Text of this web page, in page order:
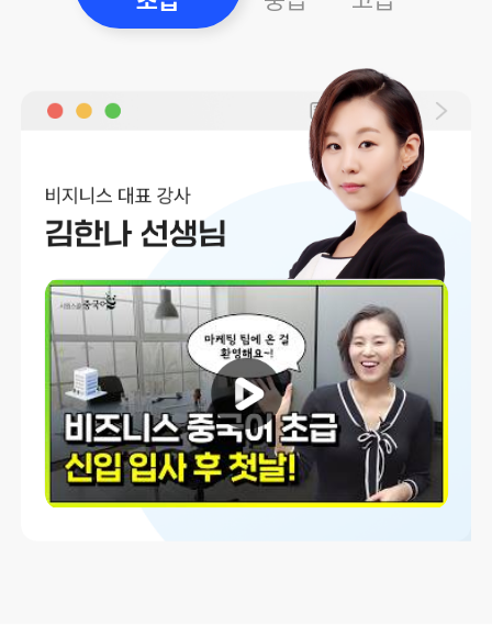
비즈니스 중국어는 시원스쿨
중국 동관시에서 영업을 해야 해서, 급히 중국어가 필요했습
니다. 중국은 꽌시 문화가 있다고 하여, 걱정을 했는데
비즈니스 강좌를 듣고 업체 사장님과 친분을 쌓는데 도움이
현지 밀착 표현 강의
중국어 난이도에 상관없이 진짜 현지에서 먹히는 중국어를
배우고 시은 여러분!
유튜브에서 중국어 회화 유목민 생활 하지 마시고 이 강의 들
어보세요!
빠르고 알찬 강의